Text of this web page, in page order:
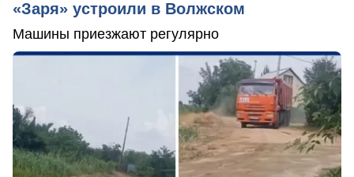
«Заря» устроили в Волжском
Машины приезжают регулярно